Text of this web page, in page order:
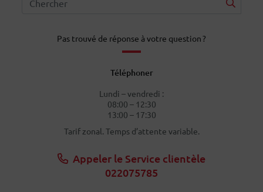
Pas trouvé de réponse à votre question ?
Téléphoner
Lundi – vendredi :
08:00 – 12:30
13:00 – 17:30
Tarif zonal. Temps d’attente variable.
Appeler le Service clientèle
022075785